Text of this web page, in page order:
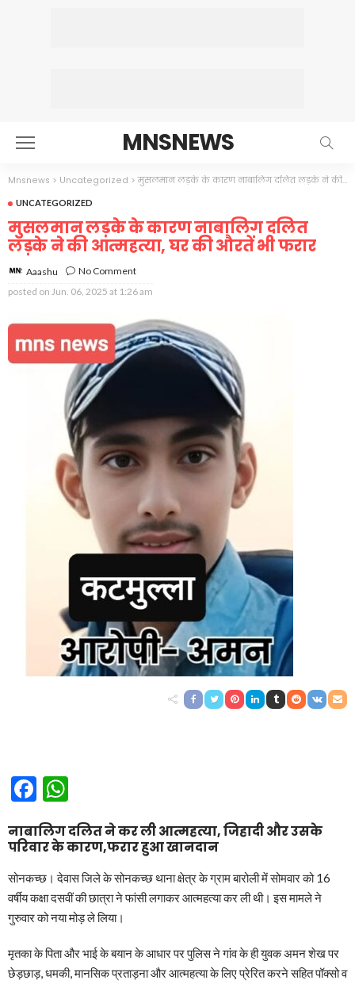
MNSNEWS
Mnsnews > Uncategorized >मुसलमान लड़के के कारण नाबालिग दलित लड़के ने की आत्महत्या, घर की औरतें भी फरार
UNCATEGORIZED
मुसलमान लड़के के कारण नाबालिग दलित
लड़के ने की आत्महत्या, घर की औरतें भी फरार
Aaashu
No Comment
posted on Jun. 06, 2025 at 1:26 am
Facebook
नाबालिग दलित ने कर ली आत्महत्या, जिहादी और उसके
परिवार के कारण,फरार हुआ खानदान
सोनकच्छ। देवास जिले के सोनकच्छ थाना क्षेत्र के ग्राम बारोली में सोमवार को 16
वर्षीय कक्षा दसवीं की छात्रा ने फांसी लगाकर आत्महत्या कर ली थी। इस मामले ने
गुरुवार को नया मोड़ ले लिया।
मृतका के पिता और भाई के बयान के आधार पर पुलिस ने गांव के ही युवक अमन शेख पर
छेड़छाड़, धमकी, मानसिक प्रताड़ना और आत्महत्या के लिए प्रेरित करने सहित पॉक्सो व